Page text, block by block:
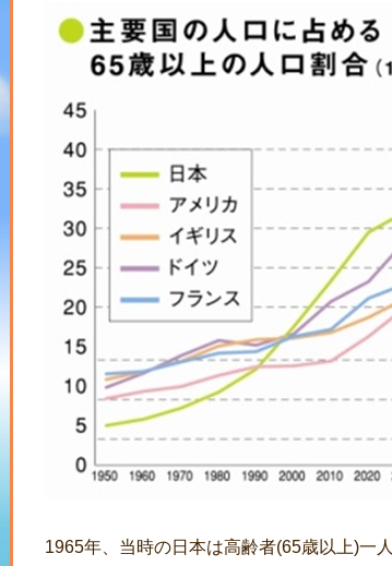
1965年、当時の日本は高齢者(65歳以上)一